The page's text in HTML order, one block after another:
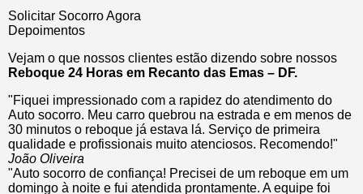
Solicitar Socorro Agora
Depoimentos
Vejam o que nossos clientes estão dizendo sobre nossos
Reboque 24 Horas em Recanto das Emas – DF.
"Fiquei impressionado com a rapidez do atendimento do
Auto socorro. Meu carro quebrou na estrada e em menos de
30 minutos o reboque já estava lá. Serviço de primeira
qualidade e profissionais muito atenciosos. Recomendo!"
João Oliveira
"Auto socorro de confiança! Precisei de um reboque em um
domingo à noite e fui atendida prontamente. A equipe foi